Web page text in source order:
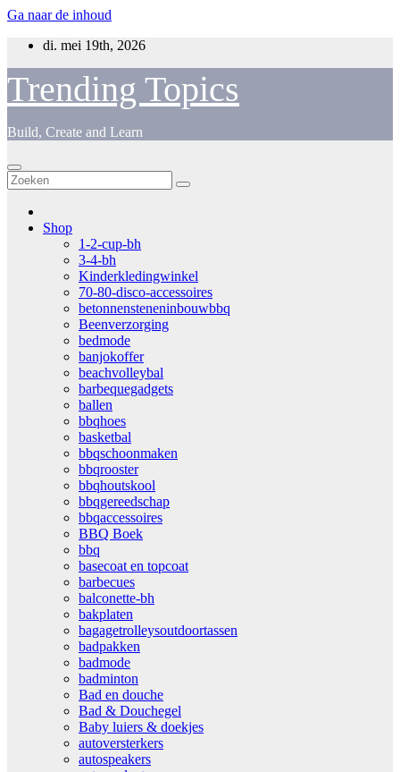
Ga naar de inhoud
di. mei 19th, 2026
Trending Topics
Build, Create and Learn
Shop
1-2-cup-bh
3-4-bh
Kinderkledingwinkel
70-80-disco-accessoires
betonnensteneninbouwbbq
Beenverzorging
bedmode
banjokoffer
beachvolleybal
barbequegadgets
ballen
bbqhoes
basketbal
bbqschoonmaken
bbqrooster
bbqhoutskool
bbqgereedschap
bbqaccessoires
BBQ Boek
bbq
basecoat en topcoat
barbecues
balconette-bh
bakplaten
bagagetrolleysoutdoortassen
badpakken
badmode
badminton
Bad en douche
Bad & Douchegel
Baby luiers & doekjes
autoversterkers
autospeakers